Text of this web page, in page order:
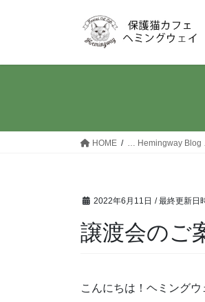
HOME … Hemingway
2022年6月11日 / 最終更新日
譲渡会のご
こんにちは！ヘミング